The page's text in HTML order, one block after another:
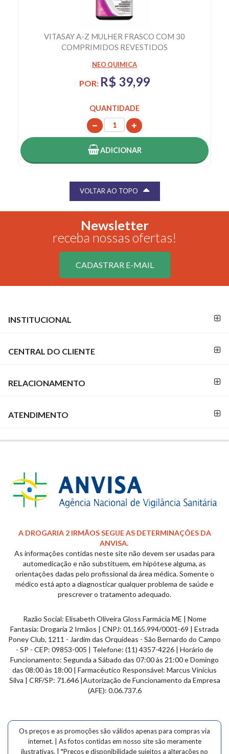
VITASAY A-Z MULHER FRASCO COM 30
COMPRIMIDOS REVESTIDOS
NEO QUIMICA
POR: R$ 39,99
QUANTIDADE
ADICIONAR
VOLTAR AO TOPO
Newsletter
receba nossas ofertas!
CADASTRAR E-MAIL
DE
SEGURANÇA
CREDIBILIDADE
REDES
PAGAMENTO
INSTITUCIONAL
CENTRAL DO CLIENTE
RELACIONAMENTO
ATENDIMENTO
A DROGARIA 2 IRMÃOS SEGUE AS DETERMINAÇÕES DA
ANVISA.
As informações contidas neste site não devem ser usadas para
automedicação e não substituem, em hipótese alguma, as
orientações dadas pelo profissional da área médica. Somente o
médico está apto a diagnosticar qualquer problema de saúde e
prescrever o tratamento adequado.
Razão Social: Elisabeth Oliveira Gloss Farmácia ME | Nome
Fantasia: Drogaria 2 Irmãos | CNPJ: 01.165.994/0001-69 | Estrada
Poney Club, 1211 - Jardim das Orquídeas - São Bernardo do Campo
- SP - CEP: 09853-005 | Telefone: (11) 4357-4226 | Horário de
Funcionamento: Segunda a Sábado das 07:00 às 21:00 e Domingo
das 08:00 às 18:00 | Farmacêutico Responsável: Marcus Vinicius
Silva | CRF/SP: 71.646 |Autorização de Funcionamento da Empresa
(AFE): 0.06.737.6
Os preços e as promoções são válidos apenas para compras via
internet. | As fotos contidas em nosso site são meramente
ilustrativas. | *Preços e disponibilidade sujeitos a alterações no